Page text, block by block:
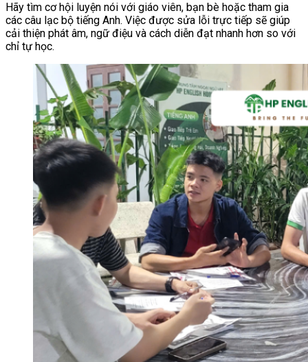
Hãy tìm cơ hội luyện nói với giáo viên, bạn bè hoặc tham gia
các câu lạc bộ tiếng Anh. Việc được sửa lỗi trực tiếp sẽ giúp
cải thiện phát âm, ngữ điệu và cách diễn đạt nhanh hơn so với
chỉ tự học.